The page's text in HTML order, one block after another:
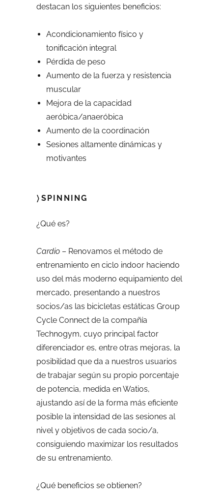
destacan los siguientes beneficios:
Acondicionamiento físico y
tonificación integral
Pérdida de peso
Aumento de la fuerza y resistencia
muscular
Mejora de la capacidad
aeróbica/anaeróbica
Aumento de la coordinación
Sesiones altamente dinámicas y
motivantes
〉SPINNING
¿Qué es?
Cardio – Renovamos el método de
entrenamiento en ciclo indoor haciendo
uso del más moderno equipamiento del
mercado, presentando a nuestros
socios/as las bicicletas estáticas Group
Cycle Connect de la compañía
Technogym, cuyo principal factor
diferenciador es, entre otras mejoras, la
posibilidad que da a nuestros usuarios
de trabajar según su propio porcentaje
de potencia, medida en Watios,
ajustando así de la forma más eficiente
posible la intensidad de las sesiones al
nivel y objetivos de cada socio/a,
consiguiendo maximizar los resultados
de su entrenamiento.
¿Qué beneficios se obtienen?